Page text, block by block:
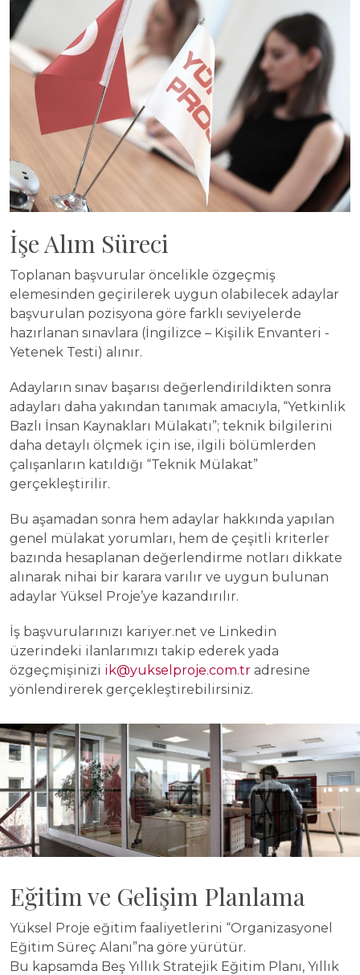
İşe Alım Süreci
Toplanan başvurular öncelikle özgeçmiş
elemesinden geçirilerek uygun olabilecek adaylar
başvurulan pozisyona göre farklı seviyelerde
hazırlanan sınavlara (İngilizce – Kişilik Envanteri -
Yetenek Testi) alınır.
Adayların sınav başarısı değerlendirildikten sonra
adayları daha yakından tanımak amacıyla, “Yetkinlik
Bazlı İnsan Kaynakları Mülakatı”; teknik bilgilerini
daha detaylı ölçmek için ise, ilgili bölümlerden
çalışanların katıldığı “Teknik Mülakat”
gerçekleştirilir.
Bu aşamadan sonra hem adaylar hakkında yapılan
genel mülakat yorumları, hem de çeşitli kriterler
bazında hesaplanan değerlendirme notları dikkate
alınarak nihai bir karara varılır ve uygun bulunan
adaylar Yüksel Proje’ye kazandırılır.
İş başvurularınızı kariyer.net ve Linkedin
üzerindeki ilanlarımızı takip ederek yada
özgeçmişinizi ik@yukselproje.com.tr adresine
yönlendirerek gerçekleştirebilirsiniz.
Eğitim ve Gelişim Planlama
Yüksel Proje eğitim faaliyetlerini “Organizasyonel
Eğitim Süreç Alanı”na göre yürütür.
Bu kapsamda Beş Yıllık Stratejik Eğitim Planı, Yıllık